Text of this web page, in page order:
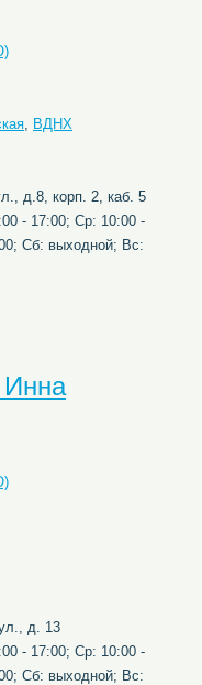
, ВДНХ
д.8, корп. 2, каб. 5
- 17:00; Ср: 10:00 -
Сб: выходной; Вс:
Инна
д. 13
- 17:00; Ср: 10:00 -
Сб: выходной; Вс: